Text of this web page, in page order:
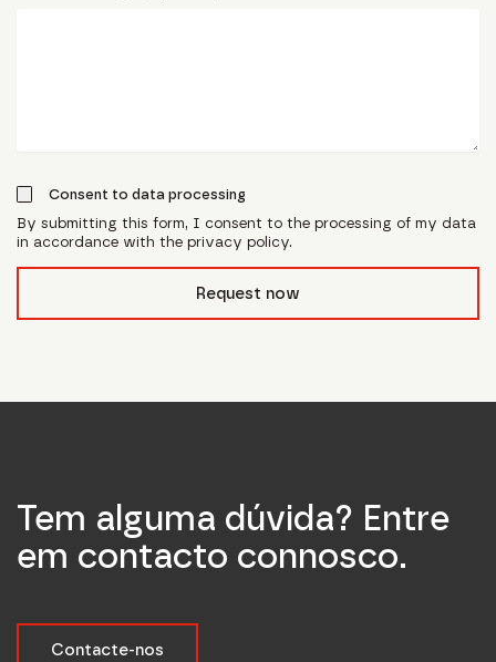
Consent to data processing
By submitting this form, I consent to the processing of my data
in accordance with the privacy policy.
Request now
Tem alguma dúvida? Entre
em contacto connosco.
Contacte-nos